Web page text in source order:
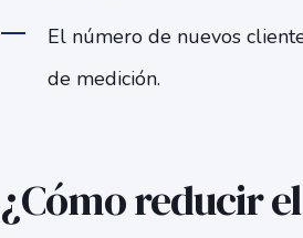
El número de nuevos
de medición.
¿Cómo reducir